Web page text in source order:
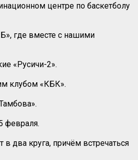
центре по баскетболу
где вместе с нашими
«Русичи-2».
клубом «КБК».
февраля.
два круга, причём встречаться